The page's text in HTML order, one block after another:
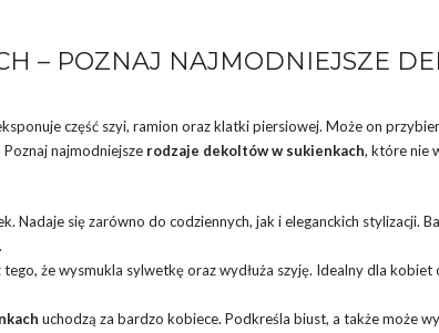
– POZNAJ NAJMODNIEJSZE
część szyi, ramion oraz klatki piersiowej. Może on
najmodniejsze rodzaje dekoltów w sukienkach, które nie
Nadaje się zarówno do codziennych, jak i eleganckich stylizacji.
że wysmukla sylwetkę oraz wydłuża szyję. Idealny dla kobiet
uchodzą za bardzo kobiece. Podkreśla biust, a także może